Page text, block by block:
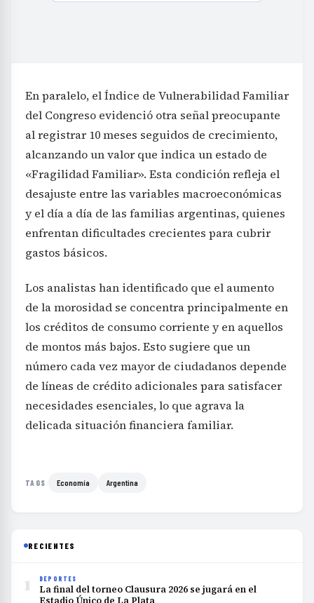
En paralelo, el Índice de Vulnerabilidad Familiar
del Congreso evidenció otra señal preocupante
al registrar 10 meses seguidos de crecimiento,
alcanzando un valor que indica un estado de
«Fragilidad Familiar». Esta condición refleja el
desajuste entre las variables macroeconómicas
y el día a día de las familias argentinas, quienes
enfrentan dificultades crecientes para cubrir
gastos básicos.
Los analistas han identificado que el aumento
de la morosidad se concentra principalmente en
los créditos de consumo corriente y en aquellos
de montos más bajos. Esto sugiere que un
número cada vez mayor de ciudadanos depende
de líneas de crédito adicionales para satisfacer
necesidades esenciales, lo que agrava la
delicada situación financiera familiar.
TAGS Economía Argentina
RECIENTES
1 DEPORTES
La final del torneo Clausura 2026 se jugará en el
Estadio Único de La Plata